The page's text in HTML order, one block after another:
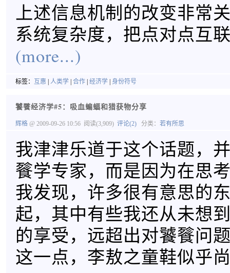
上述信息机制的改变非常
系统复杂度，把点对点互
(more...)
标签： 互惠 人类学 合作 经济学 身份符号
饕餮经济学#5：吸血蝙蝠和猎获物分享
辉格 @ 2009-09-26 10:56 阅读(3,909) 评论(2) 分类： 若有所思
我津津乐道于这个话题，
餮学专家，而是因为在思
我发现，许多很有意思的
起，其中有些我还从未想
的享受，远超出对饕餮问
这一点，李敖之童鞋似乎